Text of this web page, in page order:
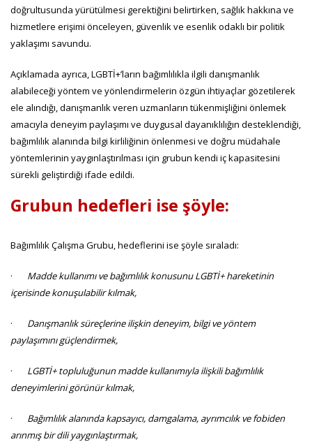
doğrultusunda yürütülmesi gerektiğini belirtirken, sağlık hakkına ve
hizmetlere erişimi önceleyen, güvenlik ve esenlik odaklı bir politik
yaklaşımı savundu.
Açıklamada ayrıca, LGBTİ+’ların bağımlılıkla ilgili danışmanlık
alabileceği yöntem ve yönlendirmelerin özgün ihtiyaçlar gözetilerek
ele alındığı, danışmanlık veren uzmanların tükenmişliğini önlemek
amacıyla deneyim paylaşımı ve duygusal dayanıklılığın desteklendiği,
bağımlılık alanında bilgi kirliliğinin önlenmesi ve doğru müdahale
yöntemlerinin yaygınlaştırılması için grubun kendi iç kapasitesini
sürekli geliştirdiği ifade edildi.
Grubun hedefleri ise şöyle:
Bağımlılık Çalışma Grubu, hedeflerini ise şöyle sıraladı:
· Madde kullanımı ve bağımlılık konusunu LGBTİ+ hareketinin
içerisinde konuşulabilir kılmak,
· Danışmanlık süreçlerine ilişkin deneyim, bilgi ve yöntem
paylaşımını güçlendirmek,
· LGBTİ+ topluluğunun madde kullanımıyla ilişkili bağımlılık
deneyimlerini görünür kılmak,
· Bağımlılık alanında kapsayıcı, damgalama, ayrımcılık ve fobiden
arınmış bir dili yaygınlaştırmak,